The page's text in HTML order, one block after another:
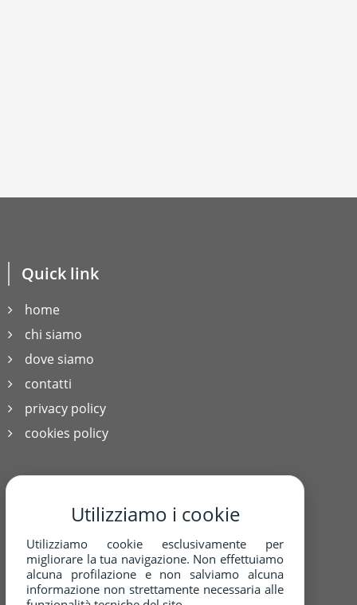
Quick link
home
chi siamo
dove siamo
contatti
privacy policy
cookies policy
Contatti
Via Giuseppe Garibaldi 138
Floridia 96014 (SR)
09311968227
Utilizziamo i cookie
Utilizziamo cookie esclusivamente per
migliorare la tua navigazione. Non effettuiamo
alcuna profilazione e non salviamo alcuna
informazione non strettamente necessaria alle